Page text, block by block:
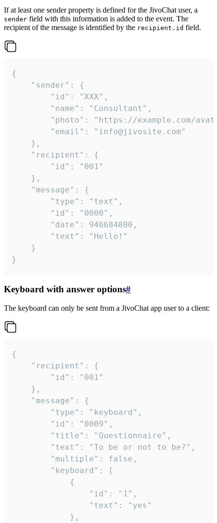
If at least one sender property is defined for the JivoChat user, a
sender field with this information is added to the event. The
recipient of the message is identified by the recipient.id field.
{
}
Keyboard with answer options#
The keyboard can only be sent from a JivoChat app user to a client:
{